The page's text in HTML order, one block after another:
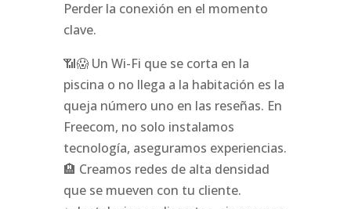
Perder la conexión en el momento
clave.
📶😱 Un Wi-Fi que se corta en la
piscina o no llega a la habitación es la
queja número uno en las reseñas. En
Freecom, no solo instalamos
tecnología, aseguramos experiencias.
🏨 Creamos redes de alta densidad
que se mueven con tu cliente.